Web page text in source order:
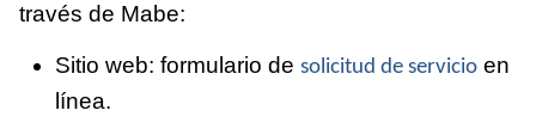
través de Mabe:
Sitio web: formulario de solicitud de servicio en
línea.